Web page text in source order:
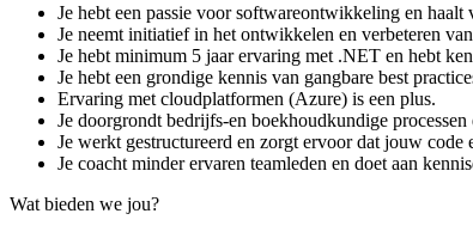
Je hebt een passie voor softwareontwikkeling en
Je neemt initiatief in het ontwikkelen en verbeteren
Je hebt minimum 5 jaar ervaring met .NET en hebt
Je hebt een grondige kennis van gangbare best
Ervaring met cloudplatformen (Azure) is een plus.
Je doorgrondt bedrijfs-en boekhoudkundige
Je werkt gestructureerd en zorgt ervoor dat jouw code
Je coacht minder ervaren teamleden en doet aan
Wat bieden we jou?